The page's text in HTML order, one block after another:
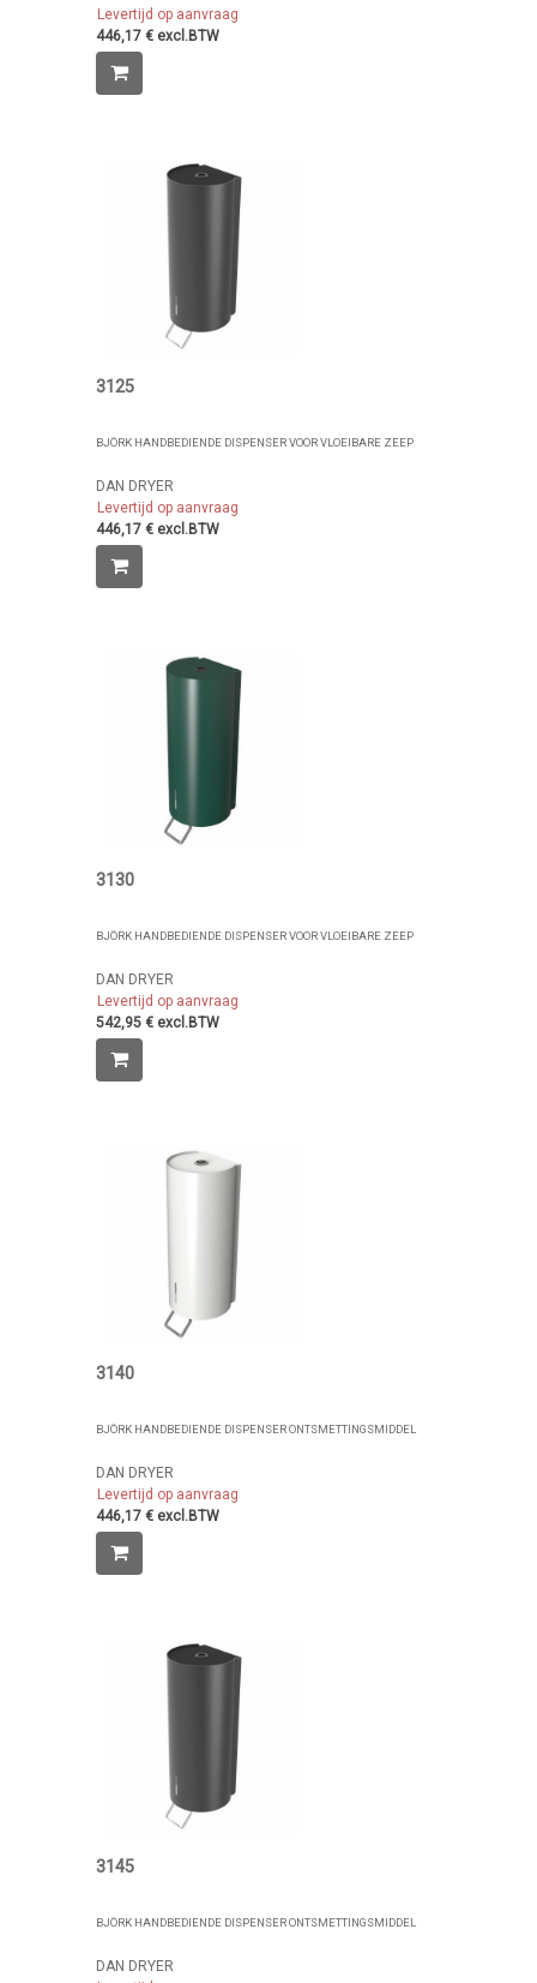
Levertijd op aanvraag
446,17 € excl.BTW
3125
BJÖRK HANDBEDIENDE DISPENSER VOOR VLOEIBARE ZEEP
DAN DRYER
Levertijd op aanvraag
446,17 € excl.BTW
3130
BJÖRK HANDBEDIENDE DISPENSER VOOR VLOEIBARE ZEEP
DAN DRYER
Levertijd op aanvraag
542,95 € excl.BTW
3140
BJÖRK HANDBEDIENDE DISPENSER ONTSMETTINGSMIDDEL
DAN DRYER
Levertijd op aanvraag
446,17 € excl.BTW
3145
BJÖRK HANDBEDIENDE DISPENSER ONTSMETTINGSMIDDEL
DAN DRYER